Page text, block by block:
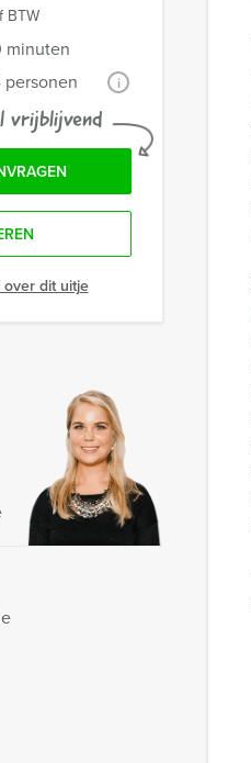
BTW
minuten
personen i
vrijblijvend
dit uitje